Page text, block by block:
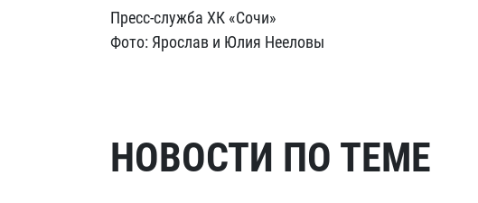
Пресс-служба ХК «Сочи»
Фото: Ярослав и Юлия Нееловы
НОВОСТИ ПО ТЕМЕ